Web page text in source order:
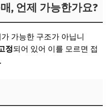
, 언제 가능한가요?
가능한 구조가 아닙니
정되어 있어 이를 모르면 접